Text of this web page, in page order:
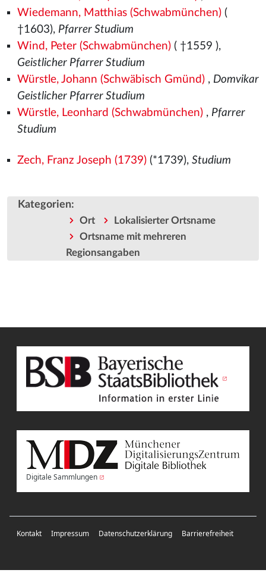
Wiedemann, Matthias (Schwabmünchen)(
†1603), Pfarrer Studium
Wind, Peter (Schwabmünchen)( †1559 ),
Geistlicher Pfarrer Studium
Würstle, Johann (Schwäbisch Gmünd), Domvikar
Geistlicher Pfarrer Studium
Würstle, Leonhard (Schwabmünchen), Pfarrer
Studium
Zech, Franz Joseph (1739)(*1739), Studium
Kategorien:
Ort
Lokalisierter Ortsname
Ortsname mit mehreren
Regionsangaben
Digitale Sammlungen
Kontakt Impressum Datenschutzerklärung Barrierefreiheit